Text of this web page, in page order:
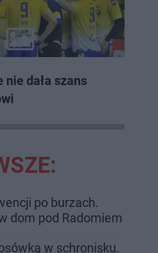
dała szans
po burzach.
dom pod Radomiem
w schronisku.